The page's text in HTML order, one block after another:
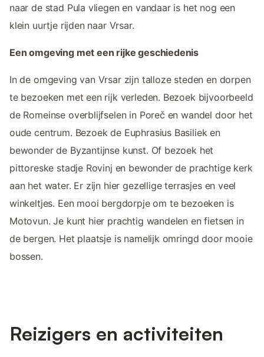
naar de stad Pula vliegen en vandaar is het nog een
klein uurtje rijden naar Vrsar.
Een omgeving met een rijke geschiedenis
In de omgeving van Vrsar zijn talloze steden en dorpen
te bezoeken met een rijk verleden. Bezoek bijvoorbeeld
de Romeinse overblijfselen in Poreč en wandel door het
oude centrum. Bezoek de Euphrasius Basiliek en
bewonder de Byzantijnse kunst. Of bezoek het
pittoreske stadje Rovinj en bewonder de prachtige kerk
aan het water. Er zijn hier gezellige terrasjes en veel
winkeltjes. Een mooi bergdorpje om te bezoeken is
Motovun. Je kunt hier prachtig wandelen en fietsen in
de bergen. Het plaatsje is namelijk omringd door mooie
bossen.
Reizigers en activiteiten